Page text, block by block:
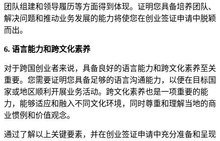
团队组建和领导履历等方面得到体现。证明您具备培养团队、
解决问题和推动业务发展的能力将使您在创业签证申请中脱颖
而出。
6. 语言能力和跨文化素养
对于跨国创业者来说，具备良好的语言能力和跨文化素养至关
重要。您需要证明您具备足够的语言沟通能力，以便在目标国
家或地区顺利开展业务活动。跨文化素养也是一项重要的能
力，能够适应和融入不同文化环境，同时尊重和理解当地的商
业惯例和价值观念。
通过了解以上关键要素，并在创业签证申请中充分准备和呈现